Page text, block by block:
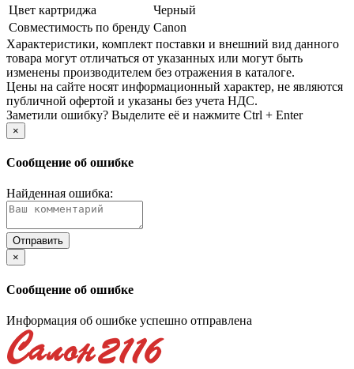
Цвет картриджа
Черный
Совместимость по бренду Canon
Xарактеристики, комплект поставки и внешний вид данного
товара могут отличаться от указанных или могут быть
изменены производителем без отражения в каталоге.
Цены на сайте носят информационный характер, не являются
публичной офертой и указаны без учета НДС.
Заметили ошибку? Выделите её и нажмите Ctrl + Enter
×
Сообщение об ошибке
Найденная ошибка:
×
Сообщение об ошибке
Информация об ошибке успешно отправлена